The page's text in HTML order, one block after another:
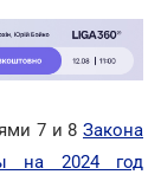
7 и 8 Закона
на 2024 год